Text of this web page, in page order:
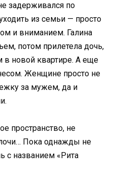
задерживался по
из семьи — просто
и вниманием. Галина
потом прилетела дочь,
в новой квартире. А еще
Женщине просто не
за мужем, да и
пространство, не
Пока однажды не
с названием «Рита